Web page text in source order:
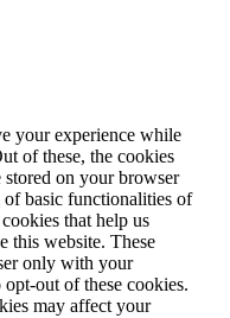
your experience while
of these, the cookies
stored on your browser
of basic functionalities of
that help us
this website. These
only with your
out of these cookies.
may affect your